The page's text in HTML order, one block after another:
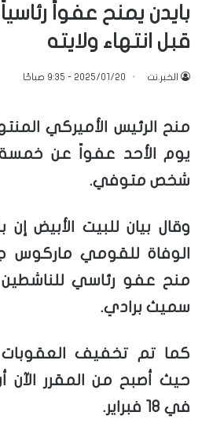
بايدن يمنح عفواً
قبل انتهاء ولايته
الخبر.نت 2025/01/20 - 9:35 صباحًا
منح الرئيس الأميركي
يوم الأحد عفواً عن
شخص متوفي.
وقال بيان للبيت الأبيض
الوفاة للقومي ماركوس
منح عفو رئاسي للناشطين
سميث برادي.
كما تم تخفيف
حيث أصبح من المقرر الآن
في 18 فبراير.